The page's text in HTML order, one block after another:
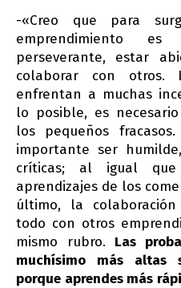
-«Creo que para
emprendimiento
perseverante, estar
colaborar con otros.
enfrentan a muchas
lo posible, es
los pequeños
importante ser
críticas; al igual
aprendizajes de los
último, la
todo con otros
mismo rubro. Las
muchísimo más altas
porque aprendes más